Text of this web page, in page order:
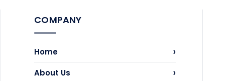
COMPANY
Home ›
About Us ›